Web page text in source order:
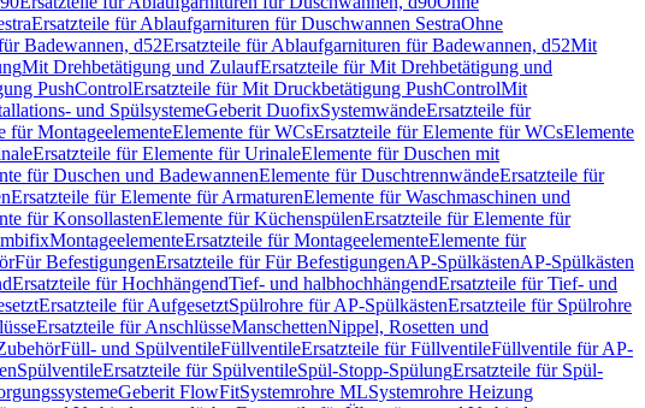
Ersatzteile für Ablaufgarnituren für Duschwannen SestraOhne
Badewannen, d52Ersatzteile für Ablaufgarnituren für Badewannen, d52Mit
Mit Drehbetätigung und ZulaufErsatzteile für Mit Drehbetätigung und
PushControlErsatzteile für Mit Druckbetätigung PushControlMit
und SpülsystemeGeberit DuofixSystemwändeErsatzteile für
für MontageelementeElemente für WCsErsatzteile für Elemente für WCsElemente
Ersatzteile für Elemente für UrinaleElemente für Duschen mit
für Duschen und BadewannenElemente für DuschtrennwändeErsatzteile für
Ersatzteile für Elemente für ArmaturenElemente für Waschmaschinen und
für KonsollastenElemente für KüchenspülenErsatzteile für Elemente für
MontageelementeErsatzteile für MontageelementeElemente für
Für BefestigungenErsatzteile für Für BefestigungenAP-SpülkästenAP-Spülkästen
Ersatzteile für HochhängendTief- und halbhochhängendErsatzteile für Tief- und
Ersatzteile für AufgesetztSpülrohre für AP-SpülkästenErsatzteile für Spülrohre
Ersatzteile für AnschlüsseManschettenNippel, Rosetten und
Füll- und SpülventileFüllventileErsatzteile für FüllventileFüllventile für AP-
SpülventileErsatzteile für SpülventileSpül-Stopp-SpülungErsatzteile für Spül-
Geberit FlowFitSystemrohre MLSystemrohre Heizung